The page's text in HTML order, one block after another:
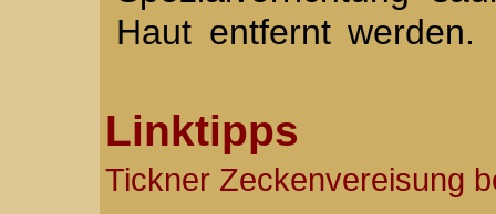
Haut entfernt werden.
Linktipps
Tickner Zeckenvereisung